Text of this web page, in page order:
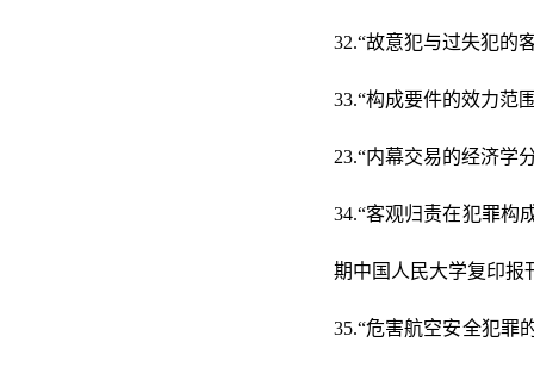
32.“故意犯与过失犯的
33.“构成要件的效力范
23.“内幕交易的经济学
34.“客观归责在犯罪构
期中国人民大学复印报
35.“危害航空安全犯罪